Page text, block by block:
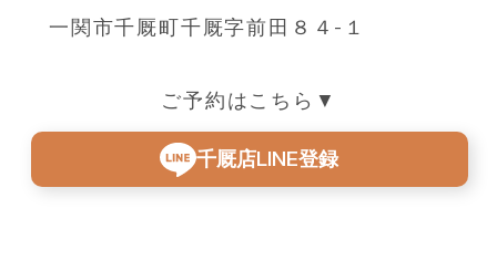
一関市千厩町千厩字前田８４-１
ご予約はこちら▼
千厩店LINE登録